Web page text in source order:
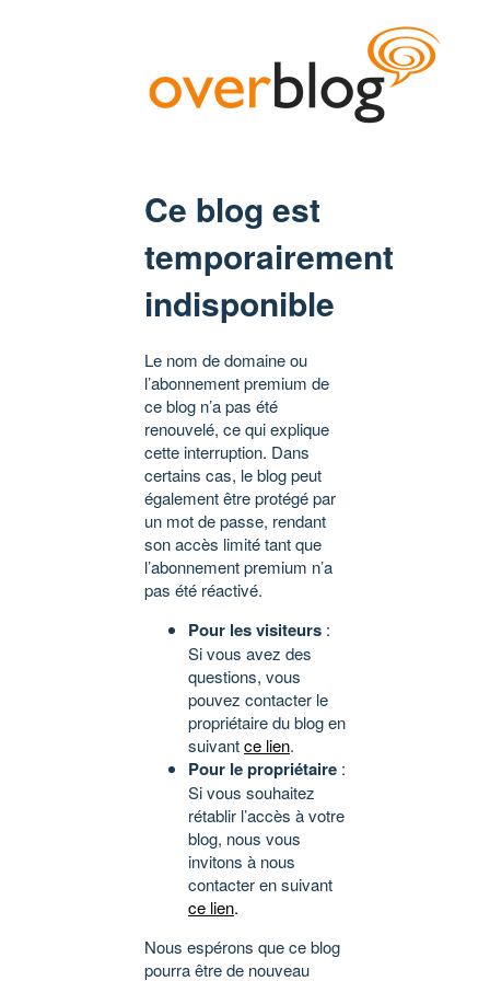
Ce blog est
temporairement
indisponible
Le nom de domaine ou
l’abonnement premium de
ce blog n’a pas été
renouvelé, ce qui explique
cette interruption. Dans
certains cas, le blog peut
également être protégé par
un mot de passe, rendant
son accès limité tant que
l’abonnement premium n’a
pas été réactivé.
Pour les visiteurs :
Si vous avez des
questions, vous
pouvez contacter le
propriétaire du blog en
suivantce lien.
Pour le propriétaire :
Si vous souhaitez
rétablir l’accès à votre
blog, nous vous
invitons à nous
contacter en suivant
ce lien.
Nous espérons que ce blog
pourra être de nouveau